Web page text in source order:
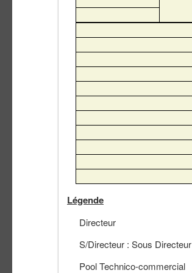
Légende
Directeur
S/Directeur : Sous Directeur
Pool Technico-commercial